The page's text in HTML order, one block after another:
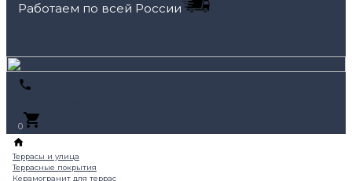
Работаем по всей России
0